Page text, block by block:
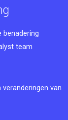
benadering
team
van